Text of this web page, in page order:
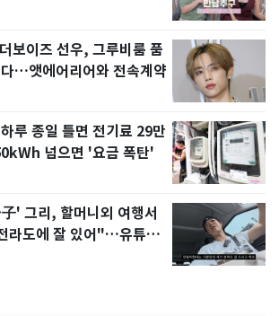
보이즈 선우, 그루비룸 품
…앳에어리어와 전속계약
루 종일 틀면 전기료 29만
넘으면 '요금 폭탄'
' 그리, 할머니외 여행서
라도에 잘 있어"…유튜브